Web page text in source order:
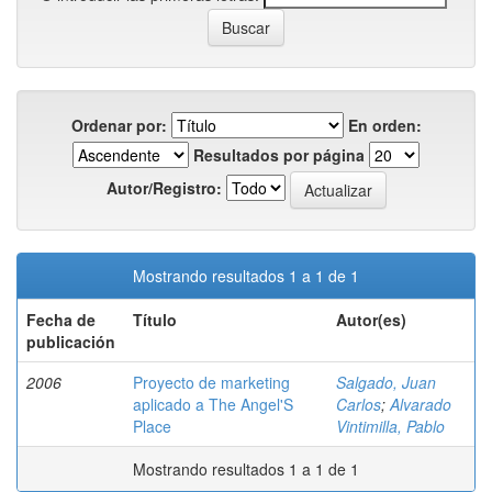
Ordenar por:
En orden:
Resultados por página
Autor/Registro:
Mostrando resultados 1 a 1 de 1
Fecha de
publicación
Título Autor(es)
2006
Proyecto de marketing
aplicado a The Angel'S
Place
Salgado, Juan
Carlos;Alvarado
Vintimilla, Pablo
Mostrando resultados 1 a 1 de 1